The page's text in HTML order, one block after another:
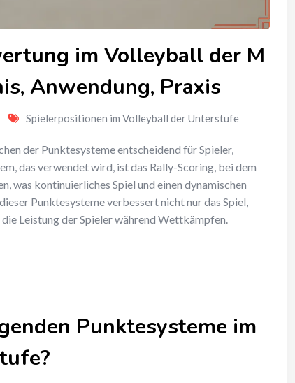
im Volleyball der M
Anwendung, Praxis
Spielerpositionen im Volleyball der Unterstufe
der Punktesysteme entscheidend für Spieler,
das verwendet wird, ist das Rally-Scoring, bei dem
was kontinuierliches Spiel und einen dynamischen
Punktesysteme verbessert nicht nur das Spiel,
Leistung der Spieler während Wettkämpfen.
Punktesysteme im